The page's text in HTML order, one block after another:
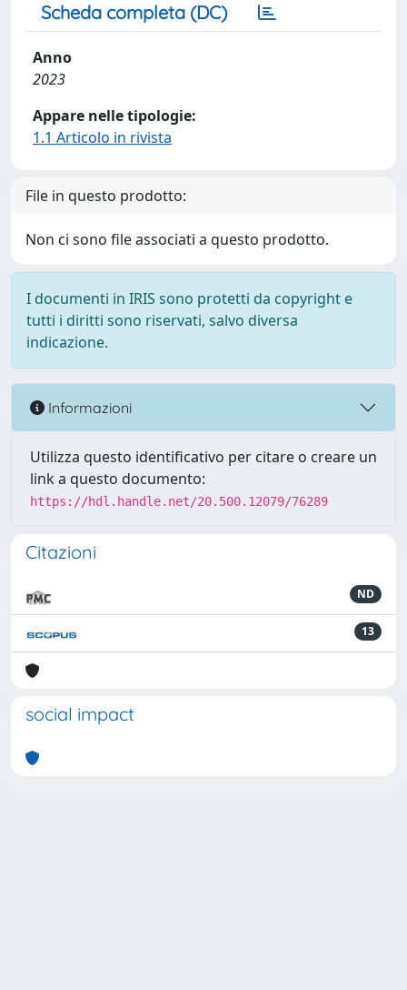
Scheda completa (DC)
Anno
2023
Appare nelle tipologie:
1.1 Articolo in rivista
File in questo prodotto:
Non ci sono file associati a questo prodotto.
I documenti in IRIS sono protetti da copyright e
tutti i diritti sono riservati, salvo diversa
indicazione.
Informazioni
Utilizza questo identificativo per citare o creare un
link a questo documento:
https://hdl.handle.net/20.500.12079/76289
Citazioni
ND
13
social impact